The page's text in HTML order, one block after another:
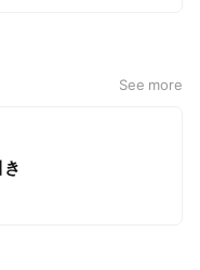
さまざまなエアー遊
お客さまが実際に体
０を超えるアトラク
一日遊び放題（スノ
料金）に設定してお
See more